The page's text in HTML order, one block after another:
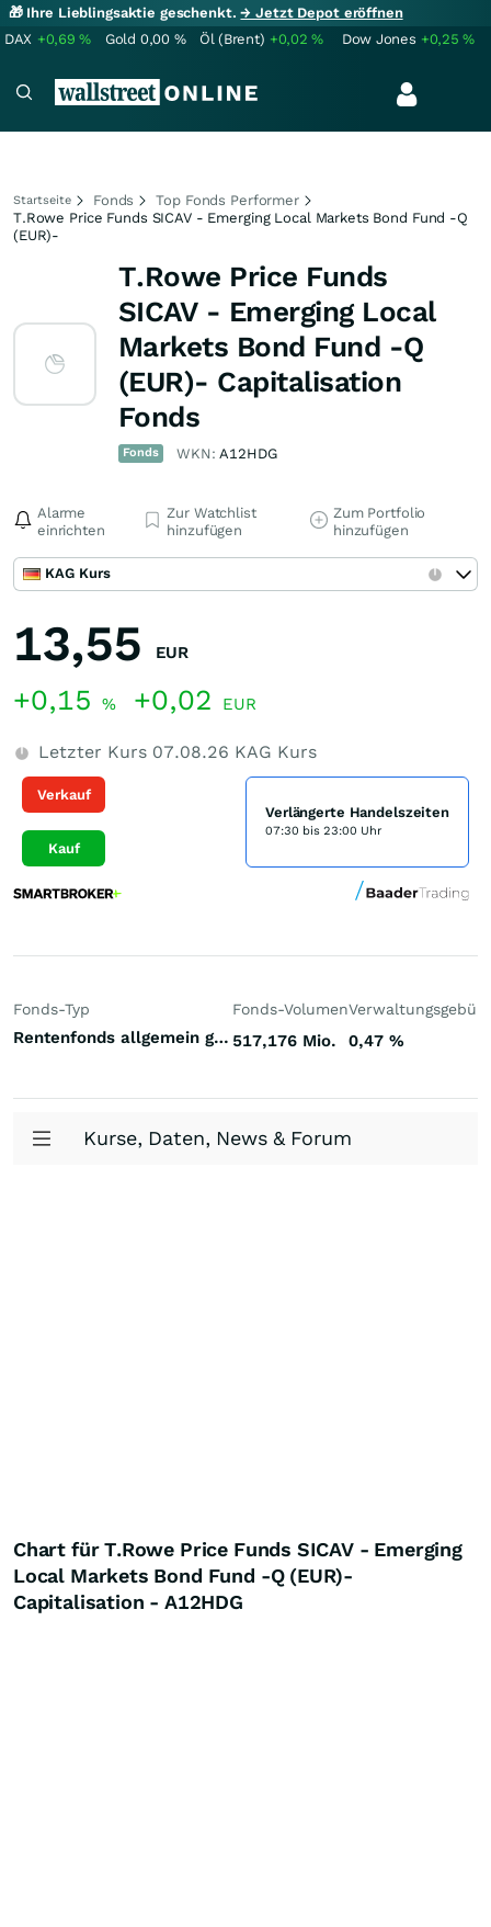
🎁 Ihre Lieblingsaktie geschenkt.→ Jetzt Depot eröffnen
DAX +0,69% Gold 0,00 % Öl (Brent) +0,02% Dow Jones +0,25%
Startseite Fonds
Top Fonds Performer
T.Rowe Price Funds SICAV - Emerging Local Markets Bond Fund -Q
(EUR)-
T.Rowe Price Funds
SICAV - Emerging Local
Markets Bond Fund -Q
(EUR)- Capitalisation
Fonds
Fonds WKN:A12HDG
Alarme
einrichten
Zur Watchlist
hinzufügen
Zum Portfolio
hinzufügen
KAG Kurs
13,55 EUR
+0,15 % +0,02 EUR
Letzter Kurs 07.08.26 KAG Kurs
Verkauf
Kauf
Verlängerte Handelszeiten
07:30 bis 23:00 Uhr
Fonds-Typ
Rentenfonds allgemein gemischte Laufzeiten Emerging Markets Weichwährungen (Welt)
Fonds-Volumen
517,176 Mio. 0,47 %
Kurse, Daten, News & Forum
Chart für T.Rowe Price Funds SICAV - Emerging
Local Markets Bond Fund -Q (EUR)-
Capitalisation - A12HDG